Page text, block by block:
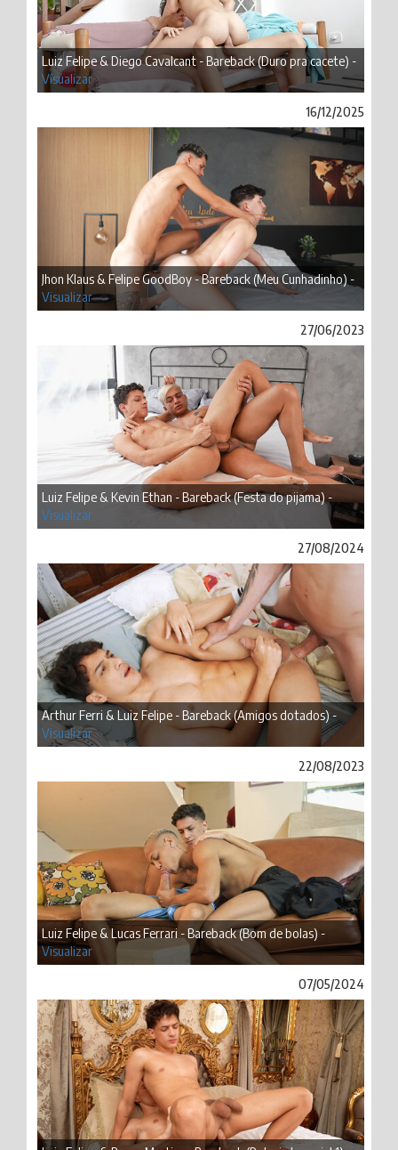
Luiz Felipe & Diego Cavalcant - Bareback (Duro pra cacete) -
Visualizar
16/12/2025
Jhon Klaus & Felipe GoodBoy - Bareback (Meu Cunhadinho) -
Visualizar
27/06/2023
Luiz Felipe & Kevin Ethan - Bareback (Festa do pijama) -
Visualizar
27/08/2024
Arthur Ferri & Luiz Felipe - Bareback (Amigos dotados) -
Visualizar
22/08/2023
Luiz Felipe & Lucas Ferrari - Bareback (Bom de bolas) -
Visualizar
07/05/2024